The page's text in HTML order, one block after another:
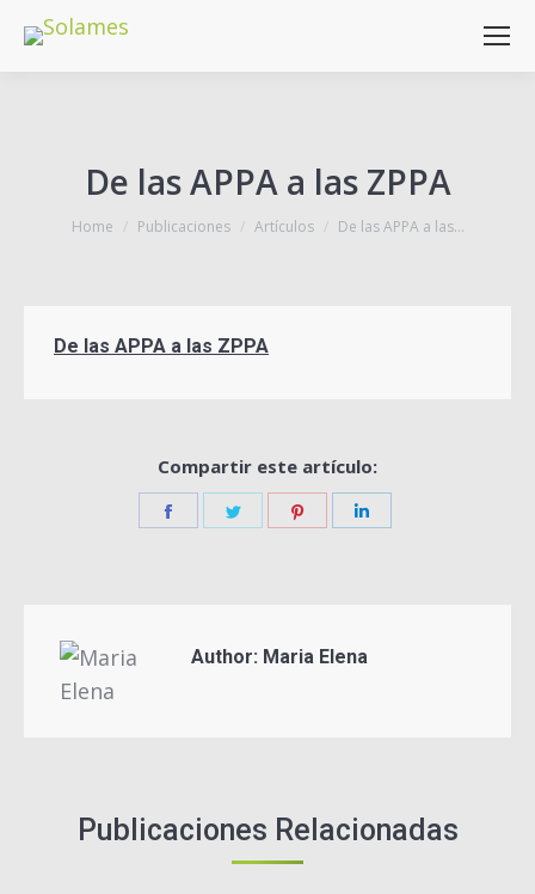
De las APPA a las ZPPA
You are here:
Home Publicaciones Artículos De las APPA a las…
De las APPA a las ZPPA
Compartir este artículo:
Share
Share
Share
Author: Maria Elena
Publicaciones Relacionadas